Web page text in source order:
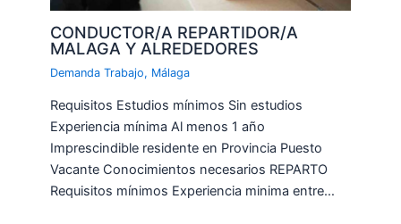
CONDUCTOR/A REPARTIDOR/A
MALAGA Y ALREDEDORES
Demanda Trabajo, Málaga
Requisitos Estudios mínimos Sin estudios
Experiencia mínima Al menos 1 año
Imprescindible residente en Provincia Puesto
Vacante Conocimientos necesarios REPARTO
Requisitos mínimos Experiencia minima entre…